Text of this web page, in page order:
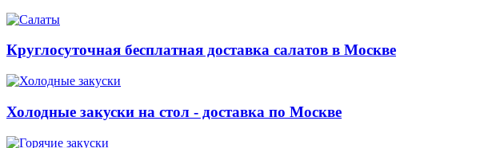
Круглосуточная бесплатная доставка салатов в Москве
Холодные закуски на стол - доставка по Москве